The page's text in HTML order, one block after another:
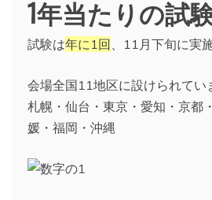
1年当たりの試
試験は年に1回 、11月下旬に実
会場全国11地区に設けられてい
札幌・仙台・東京・愛知・京都
媛・福岡・沖縄